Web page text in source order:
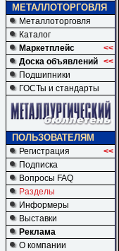
МЕТАЛЛОТОРГОВЛЯ
Металлоторговля
Каталог
Маркетплейс
<<
Доска объявлений <<
Подшипники
ГОСТы и стандарты
ПОЛЬЗОВАТЕЛЯМ
Регистрация
<<
Подписка
Вопросы FAQ
Разделы
Информеры
Выставки
Реклама
О компании